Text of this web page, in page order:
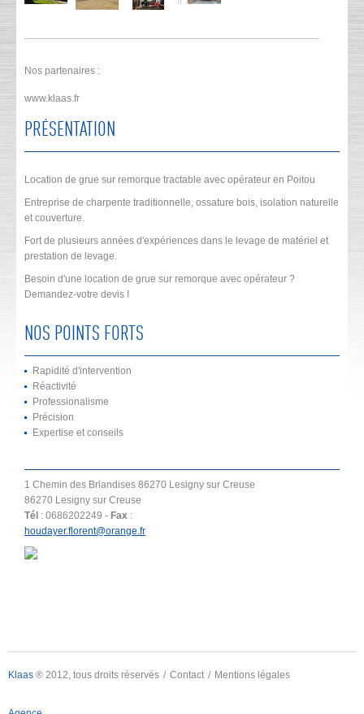
Nos partenaires :
www.klaas.fr
PRÉSENTATION
Location de grue sur remorque tractable avec opérateur en Poitou
Entreprise de charpente traditionnelle, ossature bois, isolation naturelle
et couverture.
Fort de plusieurs années d'expériences dans le levage de matériel et
prestation de levage.
Besoin d'une location de grue sur remorque avec opérateur ?
Demandez-votre devis !
NOS POINTS FORTS
Rapidité d'intervention
Réactivité
Professionalisme
Précision
Expertise et conseils
1 Chemin des Briandises 86270 Lesigny sur Creuse
86270 Lesigny sur Creuse
Tél : 0686202249 - Fax :
houdayer.florent@orange.fr
Klaas ® 2012, tous droits réservés Contact Mentions légales